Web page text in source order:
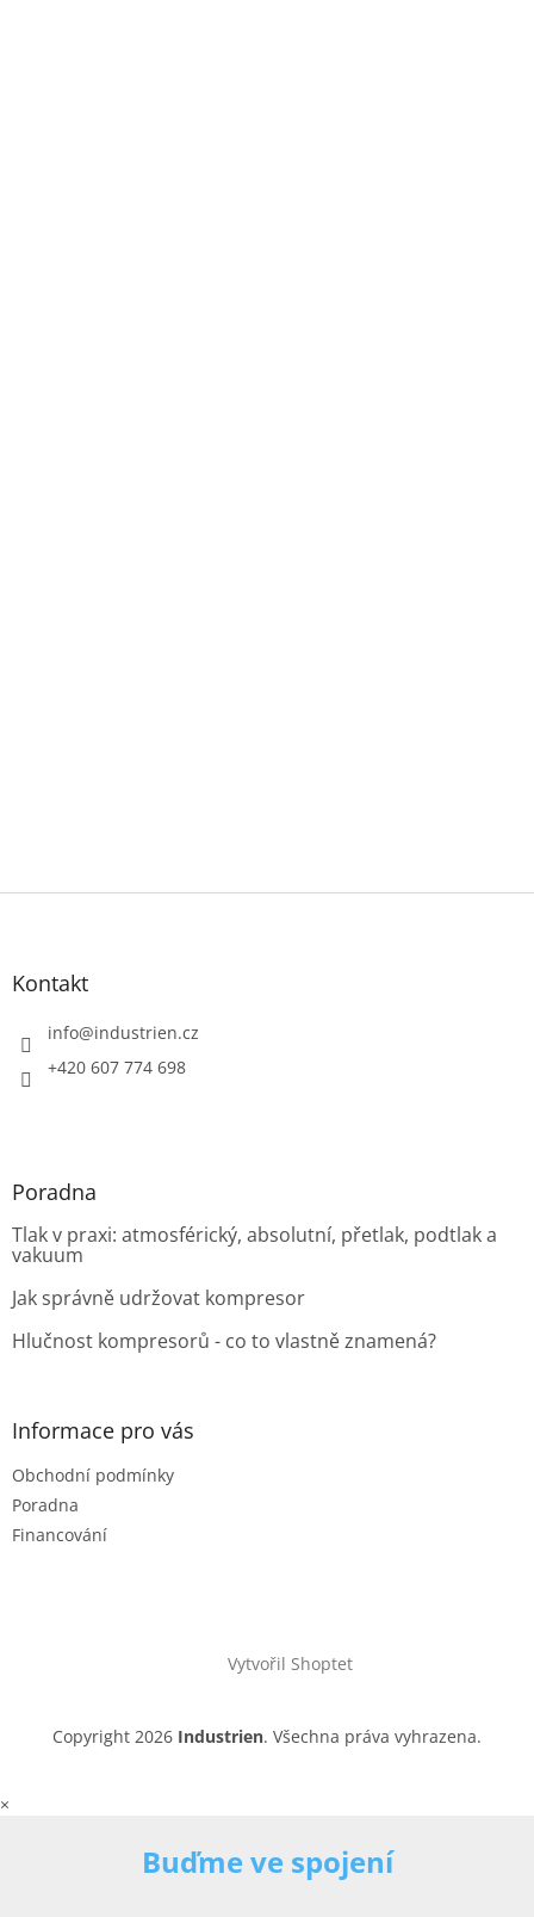
Z
Kontakt
info@industrien.cz
+420 607 774 698
Poradna
Tlak v praxi: atmosférický, absolutní, přetlak, podtlak a
vakuum
Jak správně udržovat kompresor
Hlučnost kompresorů - co to vlastně znamená?
Informace pro vás
Obchodní podmínky
Poradna
Financování
Vytvořil Shoptet
Copyright 2026 Industrien. Všechna práva vyhrazena.
×
Buďme ve spojení